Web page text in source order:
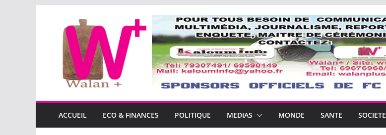
contenu
ACCUEIL ECO & FINANCES POLITIQUE MEDIAS MONDE SANTE SOCIETE